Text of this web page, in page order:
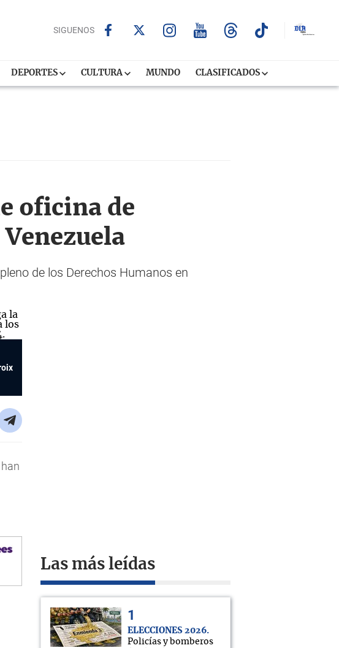
SIGUENOS
DEPORTES CULTURA MUNDO CLASIFICADOS
oficina de
de los Derechos Humanos en
han
Las más leídas
ELECCIONES 2026
Policías y bomberos